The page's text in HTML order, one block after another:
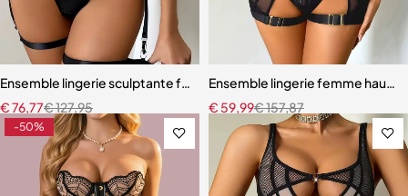
Ensemble lingerie sculptante femme – Dentelle raffinée avec
€127,95
€76,77
Ensemble lingerie femme haut
€157,87
€ 59,99
-50%